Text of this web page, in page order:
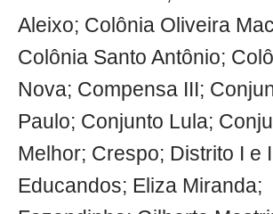
Aleixo; Colônia Oliveira
Colônia Santo Antônio;
Nova; Compensa III;
Paulo; Conjunto Lula;
Melhor; Crespo; Distrito I e
Educandos; Eliza Miranda;